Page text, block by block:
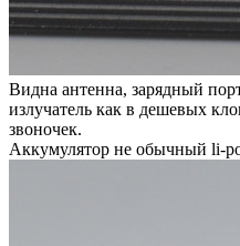
Видна антенна, зарядный
излучатель как в дешевых
звоночек.
Аккумулятор не обычный li-